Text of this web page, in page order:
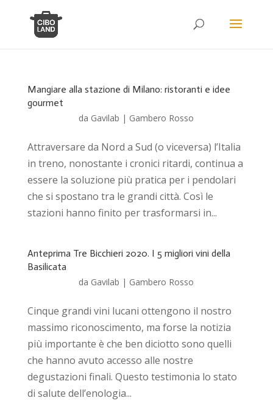
Mangiare alla stazione di Milano: ristoranti e idee
gourmet
da Gavilab | Gambero Rosso
Attraversare da Nord a Sud (o viceversa) l’Italia
in treno, nonostante i cronici ritardi, continua a
essere la soluzione più pratica per i pendolari
che si spostano tra le grandi città. Così le
stazioni hanno finito per trasformarsi in...
Anteprima Tre Bicchieri 2020. I 5 migliori vini della
Basilicata
da Gavilab | Gambero Rosso
Cinque grandi vini lucani ottengono il nostro
massimo riconoscimento, ma forse la notizia
più importante è che ben diciotto sono quelli
che hanno avuto accesso alle nostre
degustazioni finali. Questo testimonia lo stato
di salute dell’enologia...